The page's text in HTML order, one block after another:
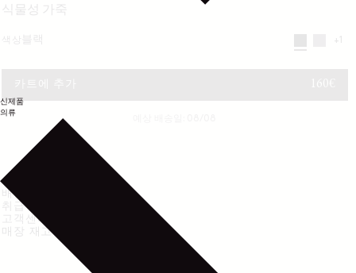
신제품
의류
식물성 가죽
+1
배송 및 반품
취급 방법
고객센터
매장 재고 확인